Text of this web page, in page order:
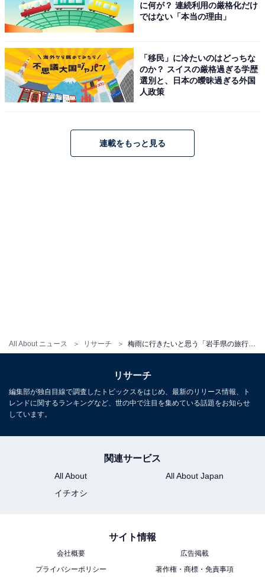
All About ニュース リサーチ
「落ち着いた街並みと自然が調和していて、雨の日
はよりしっとりした雰囲気を楽しめるからです。盛
っくり過ごせそうだと思います」（20代男性／愛知
県）
※回答者からのコメントは原文ママです
※記事内容は執筆時点のものです。最新の内容をご確認
梅雨に行きたいと思う「北海道の旅行先」ラン
キング！2位「星野リゾート トマム 雲海テラ
ス」、1位は？【2026年調査】
に何が？ 連続利用の厳格化だけ
ではない「本当の理由」
「移民」に冷たいのはどっちな
のか？ スイスの厳格過ぎる学歴
選別と、日本の曖昧過ぎる外国
人政策
連載をもっと見る
リサーチ
編集部が独自目線で調査したトピックスをはじめ、最新のリリース情報、ト
レンドに関するランキングなど、世の中で注目を集めている話題をお知らせ
しています。
関連サービス
All About
All About Japan
イチオシ
サイト情報
会社概要
広告掲載
プライバシーポリシー
著作権・商標・免責事項